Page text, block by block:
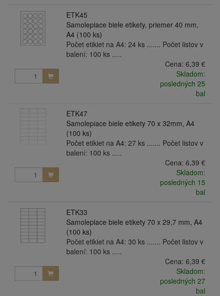
ETK45
Samolepiace biele etikety, priemer 40 mm,
A4 (100 ks)
Počet etikiet na A4: 24 ks ....... Počet listov v
balení: 100 ks .....
Cena: 6,39 €
Skladom:
posledných 25
bal
ETK47
Samolepiace biele etikety 70 x 32mm, A4
(100 ks)
Počet etikiet na A4: 27 ks ....... Počet listov v
balení: 100 ks .....
Cena: 6,39 €
Skladom:
posledných 15
bal
ETK33
Samolepiace biele etikety 70 x 29,7 mm, A4
(100 ks)
Počet etikiet na A4: 30 ks ....... Počet listov v
balení: 100 ks .....
Cena: 6,39 €
Skladom:
posledných 27
bal